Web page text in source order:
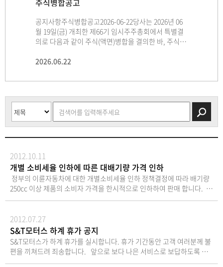
소규모합병을 위한 기준일 지정 공고
케이알모터스 주식회사(“회사”)
는 2026년7월 27일 개최된 이사회에서 주식회사 다이
흡수합병하기로 결정하였습니다. 위 흡수합병은 상
여, 주주총회의 승인을 이사회의 승인으로 갈음하고자
관 제14조에 의거하여, 2026년 8월 11일을 기준으로
주주명부에 기재되어 있는 주주에게 위 흡수합병을 소
규모합병으로 진행하는 것에 대한 반대의
2026년7월 27일 케이알모터스 주식회사 경
재경
2026.07.27
주식병합공고
공지사항주식병합공고2026-06-22당사는 2026년 06
월 19일(금) 개최한 제66기 임시주주총회에서 특별결
의로 다음과 같이 주식(액면)병합을 결의한 바, 주식∙
년 07월 07일(화)(주식병합 효력발생일) 당사의 액면금
주식 1주로 병합됨을 공고합니다. 1. 주식병합의 목
가치 제고2. 주식병합 내용: 액면가 500원의 보통주 5
주를 액면가 2,500원의 보통주 1주로 병합 구분 병합
전 병합 후 주식의 종류 보통주 보통주 1주당 액면가액
036 3. 주식병합의 일정 구분 일정 주주총회 예정일 20
월 03일(금) ~ 2026년 07월 27일(월) 신주배정 기준일 2
026년 07월 06일(월) 신주(주식병합)효력발생일 2026
년 07월 07일(화) 신주권상장예정일 2026년 07월 28일
(화) 4. 단수주 처리방법: 주식의 병합으로 발생하는 1
주미만 단주는 신주상장 초일 종가로 계산하여 현금지
법규의 적용, 관계기관과의 협의 과정 및 주주총회 결
의 과정에서 일부 변경될 수 있음 ※ 주식∙ 사채 등의
전자등록에 관한 법률 제65조에 따라 구주권제출공고
는 진행하지 않습니다. 2026년 6월 22일케이알모터스
2026.06.22
제 66기 임시주주총회 소집공고
주주총회 소집공고
(제66기 임시주주총회)주주님의 건승과 댁내의
평안을 기원합니다.우리회사 정관 제19조에 의하여 제
여 주시기 바라며,의결권 있는 발행주식총수의 100분
조의4 및 당사 정관 제21조에 의거 본 공고로 소집통지
일 시 : 2026년 6월 19일(금) 오전 09시 00분2. 장 소 :
경상남도 창원시 성산구 완암로 28 케이알모터스 주식
회사 대강당3. 회의목적사항 가 . 의결사항(부의안
일부 변경의 건4. 경영참고사항 비치상법 제542조의4
회, 한국거래소 및 한국예탁결제원 증권대행부에 비치
하오니 참고하시기 바랍니다. 5. 실질주주의 의결권 행
사에 관한 사항한국예탁결제원의 의결권 행사 제도가
폐지됨에 따라 금번 주주총회에서는 한국예탁결제원
이 주주님들의 의결권을 행사할 수 없습니다. 따라서
으로 행사하시거나, 대리인에 위임하여 의결권을 간접
적으로 행사하실 수 있습니다. 6. 주주총회 참석시 준
비물-직접행사 : 신분증-대리행사 : 위임장(주주와 대
리인의 인적사항 기재, 인감날인, 주주의 인감증명서),
2026.06.04
제 66기 임시주주총회 기준일 공고
임시주주총회 소집공고(임시주주총회)주주님의 건승
과 댁내의 평안을 기원합니다.정관 제14조에 의하여
임시주주총회를 다음과 같이 개최하오니 참석하여 주
이하의 주식을 소유한 소액주주에게는 상법 제542조
를 갈음하오니 양지하여 주시기 바랍니다. - 다
2026년 05월 26일)
2026.05.11
제 65기 주주총회 소집공고
주주총회 소집공고(제65기 정기주주총회)주주님의 건
승과 댁내의 평안을 기원합니다.우리회사 정관 제19조
에 의하여 제65기 정기주주총회를 다음과 같이 개최하
총수의 100분의1 이하의 주식을 소유한 소액주주에게
고로 소집통지를 갈음하오니 양지하여 주시기 바랍니
0분2. 장 소 : 경상남도 창원시 성산구 완암로 28 케이
알모터스 주식회사 대강당3. 보고사항 1) 감사보고 2)
내부회계관리제도 운영실태보고 3) 영업보고4. 부의
인의 건제2호 의안 : 이사 선임의 건 (신임 기타
(신임 감사 강동균 1명)제4호 의안 : 이사 보수한도
승인의 건제5호 의안 : 감사 보수한도 승인의 건5. 경영
참고사항 비치상법 제542조의4에 의거, 당사의 사업
개요·경영현황 등을 당사에 비치하고 금융감독원 또
는 한국거래소가 운용하는 전자공시시스템(http://da
바랍니다.6. 실질주주의 의결권 행사에 관한 사항한국
예탁결제원의 의결권 행사 제도가 폐지됨에 따라 금번
주주총회에서는 한국예탁결제원이 주주님들의 의결
권을 행사할 수 없습니다. 따라서 주주님이 주주총회
2026.03.13
2012.10.11
개별 소비세율 인하에 따른 대배기량 가격 인하
정부의 이륜자동차에 대한 개별소비세율 인하 정책결정에 따라 배기량
250cc 이상 제품의 소비자 가격을 한시적으로 인하하여 판매 합니다.
이번 배기량 250cc 이상 제품의 소비자 가격 인하는 정부의 내수 활성화
개별소비세율을 제품 가격에 반영하여 소비자 가격에 적용됩니다. 이
에 ST7을 비롯, 미라쥬650PRO, 코멧650R, 코멧650N, 미라쥬250, 코멧
250R, 코멧250P 등 7개 기종에 대한 소비자 가격을 최대 14만원서 7만원
까지 각각 인하하여 판매합니다.. 이번 가격 인하는 S&T모터스 전국 대
리점 및 판매점에서 동일하게 시행되며 2012년 12월 31일까지 한시적으
2012.07.27
S&T모터스 하계 휴가 공지
S&T모터스가 하계 휴가를 실시합니다. 휴가 기간동안 고객 여러분께 불
편을 끼쳐드려 죄송합니다. 앞으로 보다 나은 서비스로 보답하도록 하
겠습니다. 감사합니다.